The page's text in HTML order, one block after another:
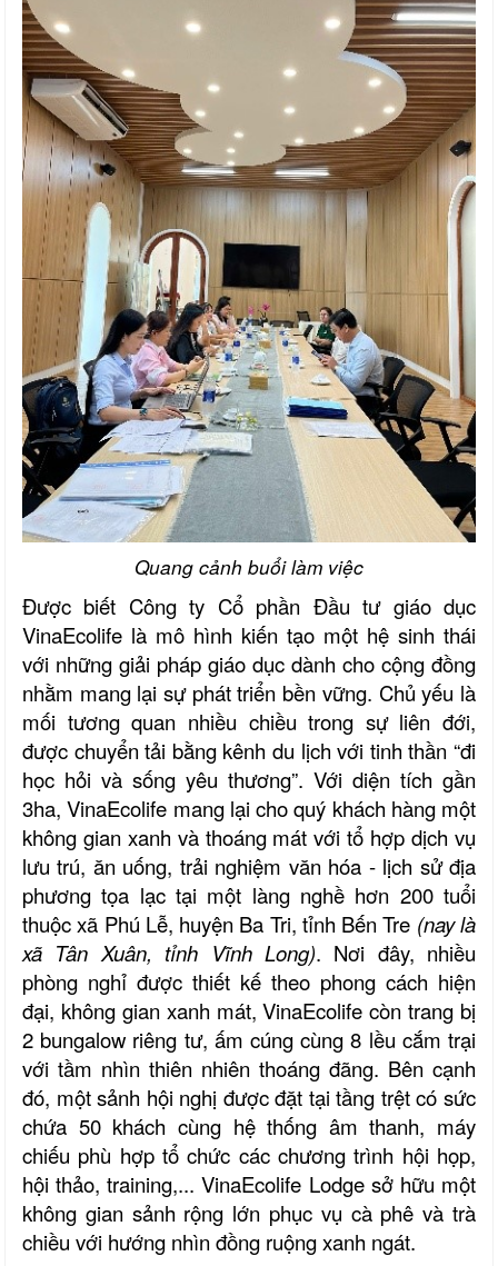
Quang cảnh buổi làm việc
Được biết Công ty Cổ phần Đầu tư giáo dục
VinaEcolife là mô hình kiến tạo một hệ sinh thái
với những giải pháp giáo dục dành cho cộng đồng
nhằm mang lại sự phát triển bền vững. Chủ yếu là
mối tương quan nhiều chiều trong sự liên đới,
được chuyển tải bằng kênh du lịch với tinh thần “đi
học hỏi và sống yêu thương”. Với diện tích gần
3ha, VinaEcolife mang lại cho quý khách hàng một
không gian xanh và thoáng mát với tổ hợp dịch vụ
lưu trú, ăn uống, trải nghiệm văn hóa - lịch sử địa
phương tọa lạc tại một làng nghề hơn 200 tuổi
thuộc xã Phú Lễ, huyện Ba Tri, tỉnh Bến Tre (nay là
xã Tân Xuân, tỉnh Vĩnh Long). Nơi đây, nhiều
phòng nghỉ được thiết kế theo phong cách hiện
đại, không gian xanh mát, VinaEcolife còn trang bị
2 bungalow riêng tư, ấm cúng cùng 8 lều cắm trại
với tầm nhìn thiên nhiên thoáng đãng. Bên cạnh
đó, một sảnh hội nghị được đặt tại tầng trệt có sức
chứa 50 khách cùng hệ thống âm thanh, máy
chiếu phù hợp tổ chức các chương trình hội họp,
hội thảo, training,... VinaEcolife Lodge sở hữu một
không gian sảnh rộng lớn phục vụ cà phê và trà
chiều với hướng nhìn đồng ruộng xanh ngát.